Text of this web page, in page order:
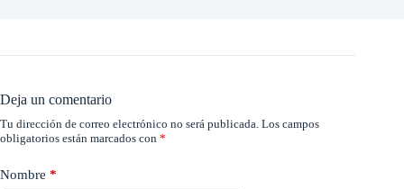
Deja un comentario
Tu dirección de correo electrónico no será publicada. Los campos
obligatorios están marcados con *
Nombre *